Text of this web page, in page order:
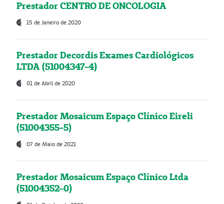
Prestador CENTRO DE ONCOLOGIA
15 de Janeiro de 2020
Prestador Decordis Exames Cardiológicos
LTDA (51004347-4)
01 de Abril de 2020
Prestador Mosaicum Espaço Clínico Eireli
(51004355-5)
07 de Maio de 2021
Prestador Mosaicum Espaço Clínico Ltda
(51004352-0)